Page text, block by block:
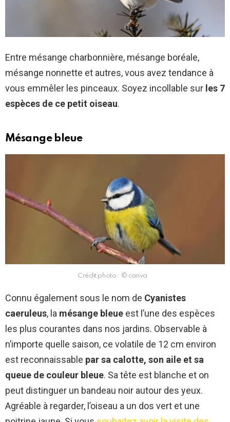
Entre mésange charbonnière, mésange boréale,
mésange nonnette et autres, vous avez tendance à
vous emmêler les pinceaux. Soyez incollable sur les 7
espèces de ce petit oiseau.
Mésange bleue
Crédit photo : © canva
Connu également sous le nom de Cyanistes
caeruleus, la mésange bleue est l’une des espèces
les plus courantes dans nos jardins. Observable à
n’importe quelle saison, ce volatile de 12 cm environ
est reconnaissable par sa calotte, son aile et sa
queue de couleur bleue. Sa tête est blanche et on
peut distinguer un bandeau noir autour des yeux.
Agréable à regarder, l’oiseau a un dos vert et une